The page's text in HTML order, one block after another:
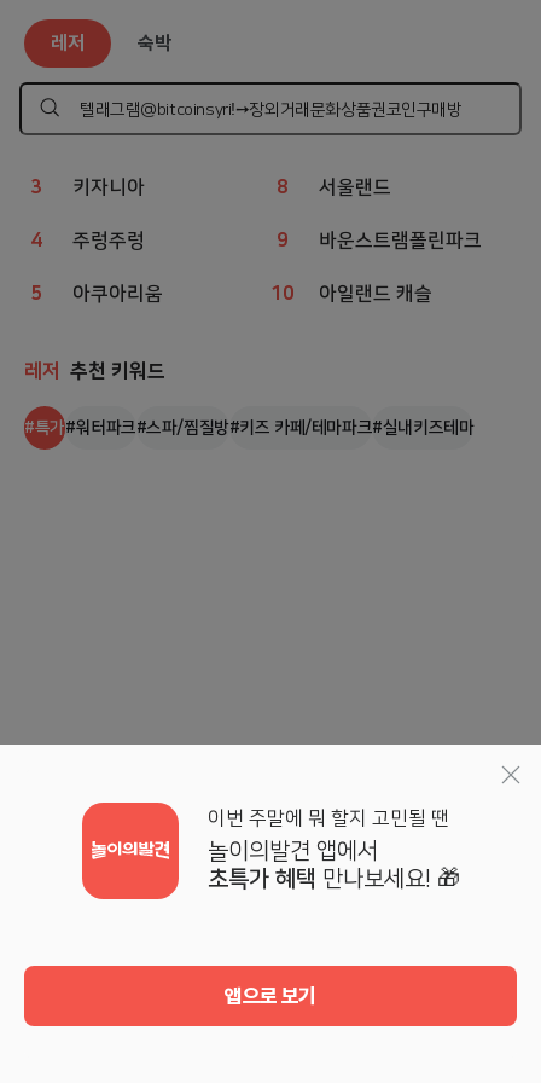
이번 주말에 뭐 할지 고민될 땐
놀이의발견 앱에서
초특가 혜택 만나보세요! 🎁
앱으로 보기
레저 숙박
하
레저 인기 검색어
1 웨이브파크
2 챔피언
3 키자니아
4 주렁주렁
5 아쿠아리움
6 상상체험 키즈월드
7 볼베어파크
8 서울랜드
9 바운스트램폴린파크
10 아일랜드 캐슬
레저 추천 키워드
#특가#워터파크#스파/찜질방#키즈 카페/테마파크#실내키즈테마